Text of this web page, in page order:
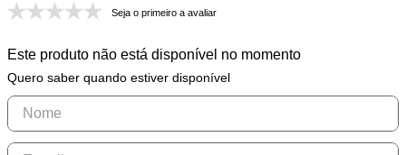
Seja o primeiro a avaliar
Este produto não está disponível no momento
Quero saber quando estiver disponível